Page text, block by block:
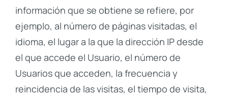
información que se obtiene se refiere, por
ejemplo, al número de páginas visitadas, el
idioma, el lugar a la que la dirección IP desde
el que accede el Usuario, el número de
Usuarios que acceden, la frecuencia y
reincidencia de las visitas, el tiempo de visita,